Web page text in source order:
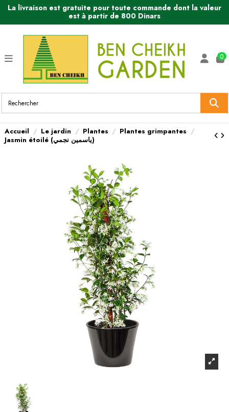
La livraison est gratuite pour toute commande dont la valeur
est à partir de 800 Dinars
0
Accueil Le jardin Plantes
Plantes grimpantes
Jasmin étoilé (ياسمين نجمي)